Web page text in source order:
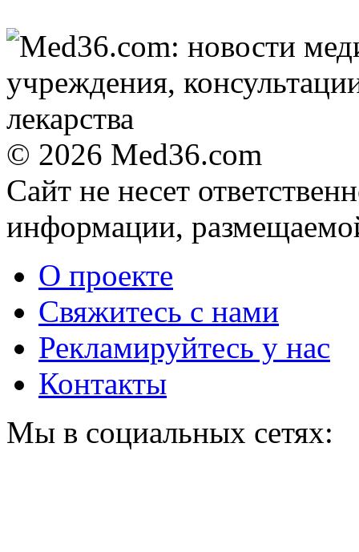
© 2026 Med36.com
Сайт не несет
информации,
О проекте
Свяжитесь с нами
Рекламируйтесь у нас
Контакты
Мы в социальных сетях: